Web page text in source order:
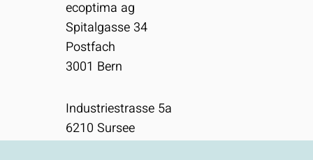
ecoptima ag
Spitalgasse 34
Postfach
3001 Bern
Industriestrasse 5a
6210 Sursee